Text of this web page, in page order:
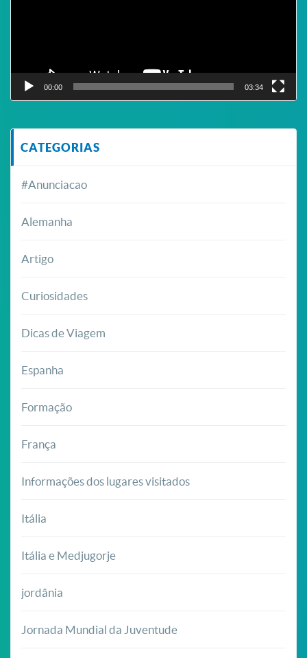
00:00 03:34
CATEGORIAS
#Anunciacao
Alemanha
Artigo
Curiosidades
Dicas de Viagem
Espanha
Formação
França
Informações dos lugares visitados
Itália
Itália e Medjugorje
jordânia
Jornada Mundial da Juventude